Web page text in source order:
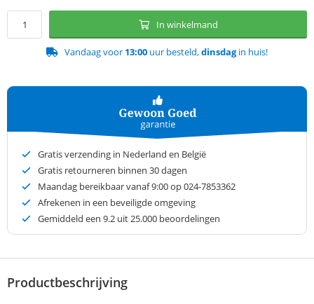
In winkelmand
Vandaag voor 13:00 uur besteld,dinsdagin huis!
Gratis verzending in Nederland en België
Gratis retourneren binnen 30 dagen
Maandag bereikbaar vanaf 9:00 op 024-7853362
Afrekenen in een beveiligde omgeving
Gemiddeld een 9.2 uit 25.000 beoordelingen
Productbeschrijving